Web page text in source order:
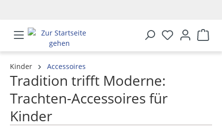
Kinder Accessoires
Tradition trifft Moderne:
Trachten-Accessoires für
Kinder